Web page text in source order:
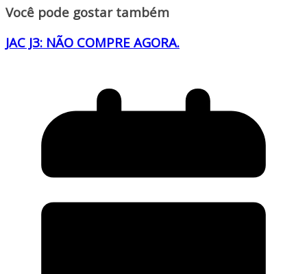
Você pode gostar também
JAC J3: NÃO COMPRE AGORA.